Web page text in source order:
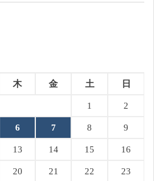
木 金 土 日
1 2
6 7 8 9
13 14 15 16
20 21 22 23